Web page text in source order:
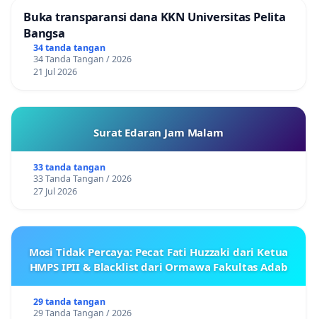
Buka transparansi dana KKN Universitas Pelita
Bangsa
34 tanda tangan
34 Tanda Tangan / 2026
21 Jul 2026
Surat Edaran Jam Malam
33 tanda tangan
33 Tanda Tangan / 2026
27 Jul 2026
Mosi Tidak Percaya: Pecat Fati Huzzaki dari Ketua
HMPS IPII & Blacklist dari Ormawa Fakultas Adab
29 tanda tangan
29 Tanda Tangan / 2026